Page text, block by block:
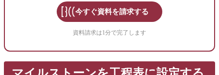
今すぐ資料を請求する
資料請求は1分で完了します